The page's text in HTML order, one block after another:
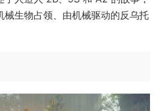
械生物占领、由机械驱动的反乌托